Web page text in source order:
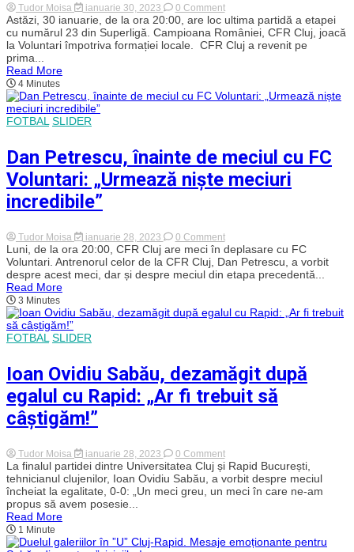
Tudor Moisa ianuarie 30, 2023 0 Commenton
CFR
Cluj
încearcă
să
împotriva
Voluntari
Astăzi, 30 ianuarie, de la ora 20:00, are loc ultima partidă a etapei
cu numărul 23 din Superligă. Campioana României, CFR Cluj, joacă
la Voluntari împotriva formației locale. CFR Cluj a revenit pe
prima...
Read More
4 Minutes
FOTBAL SLIDER
Dan Petrescu, înainte de meciul cu FC
Voluntari: „Urmează niște meciuri
incredibile”
Tudor Moisa ianuarie 28, 2023 0 Commenton
Dan
Petrescu,
înainte
de
FC
incredibile”
Luni, de la ora 20:00, CFR Cluj are meci în deplasare cu FC
Voluntari. Antrenorul celor de la CFR Cluj, Dan Petrescu, a vorbit
despre acest meci, dar și despre meciul din etapa precedentă...
Read More
3 Minutes
FOTBAL SLIDER
Ioan Ovidiu Sabău, dezamăgit după
egalul cu Rapid: „Ar fi trebuit să
câștigăm!”
Tudor Moisa ianuarie 28, 2023 0 Commenton
Ioan
Ovidiu
Sabău,
dezamăgit
Rapid:
La finalul partidei dintre Universitatea Cluj și Rapid București,
tehnicianul clujenilor, Ioan Ovidiu Sabău, a vorbit despre meciul
încheiat la egalitate, 0-0: „Un meci greu, un meci în care ne-am
propus să avem posesie...
Read More
1 Minute